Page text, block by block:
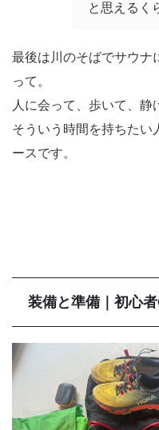
と思えるく
最後は川のそばでサウナ
って。
人に会って、歩いて、静
そういう時間を持ちたい
ースです。
装備と準備｜初心